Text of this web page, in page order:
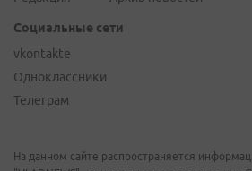
Социальные сети
vkontakte
Одноклассники
Телеграм
На данном сайте распространяется